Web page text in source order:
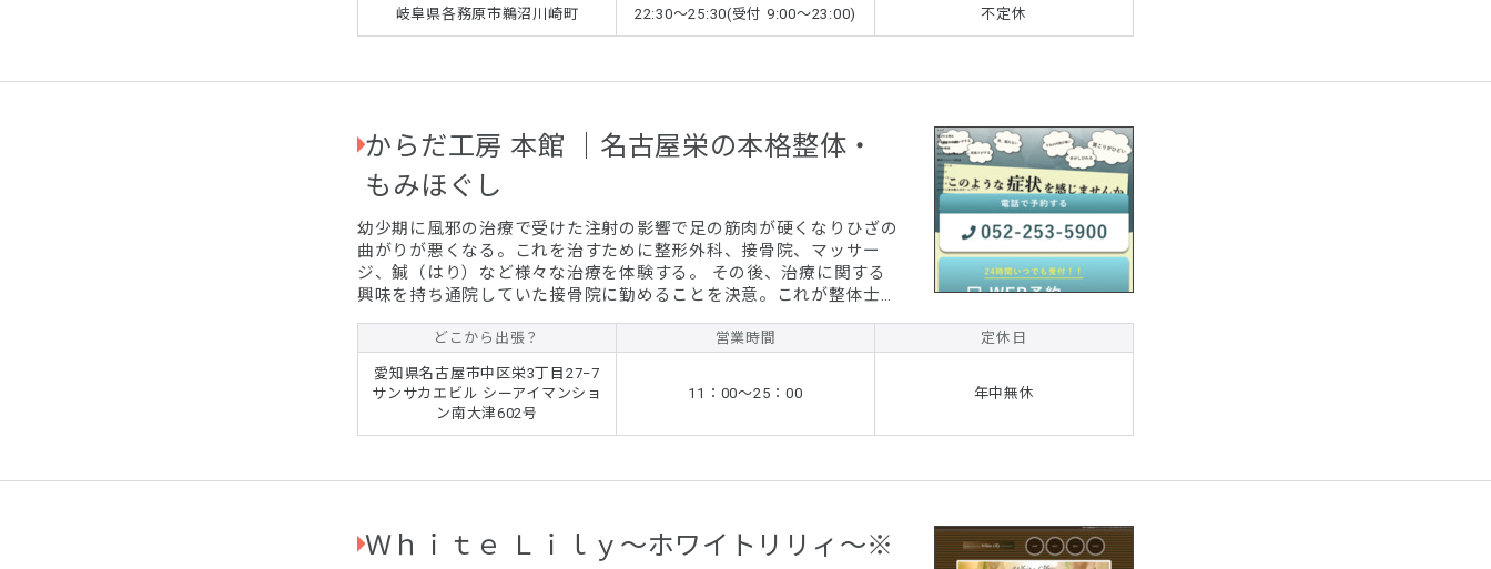
ます。 ご予約はLINEやショートメッセージにてお願いいたします。
岐阜県各務原市鵜沼川崎町 22:30〜25:30(受付 9:00〜23:00) 不定休
からだ工房 本館 ｜名古屋栄の本格整体・
もみほぐし
幼少期に風邪の治療で受けた注射の影響で足の筋肉が硬くなりひざの
曲がりが悪くなる。これを治すために整形外科、接骨院、マッサー
ジ、鍼（はり）など様々な治療を体験する。 その後、治療に関する
興味を持ち通院していた接骨院に勤めることを決意。これが整体士に
どこから出張？ 営業時間 定休日
愛知県名古屋市中区栄3丁目27−7
サンサカエビル シーアイマンショ
ン南大津602号
11：00〜25：00 年中無休
Ｗｈｉｔｅ Ｌｉｌｙ～ホワイトリリィ～※